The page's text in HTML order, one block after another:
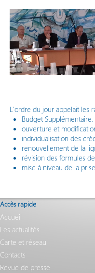
L'ordre du jour appelait les
Budget Supplémentaire,
ouverture et
individualisation des
renouvellement de la
révision des formules
mise à niveau de la
Accès rapide
Accueil
Les actualités
Carte et réseau
Contacts
Revue de presse